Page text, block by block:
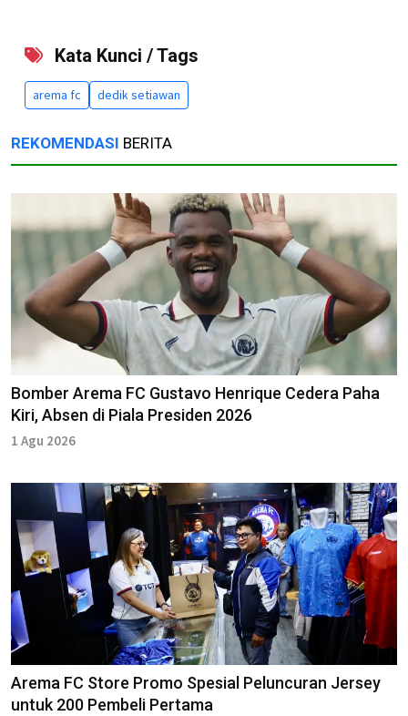
Kata Kunci / Tags
arema fc dedik setiawan
REKOMENDASI BERITA
Bomber Arema FC Gustavo Henrique Cedera Paha
Kiri, Absen di Piala Presiden 2026
1 Agu 2026
Arema FC Store Promo Spesial Peluncuran Jersey
untuk 200 Pembeli Pertama